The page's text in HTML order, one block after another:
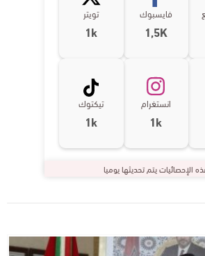
فايسبوك
1,5K
تويتر
1k
انستغرام
1k
تيكتوك
1k
الإحصائيات يتم تحديثها يوميا